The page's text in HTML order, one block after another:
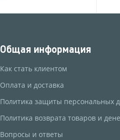
Общая информация
Как стать клиентом
Оплата и доставка
Политика защиты персональных
Политика возврата товаров и
Вопросы и ответы